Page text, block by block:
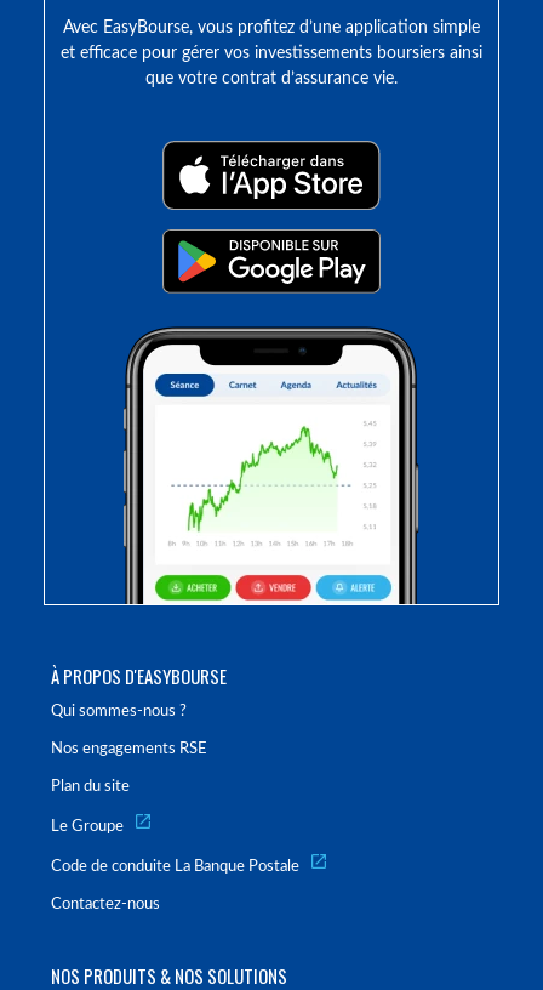
À PROPOS D'EASYBOURSE
Qui sommes-nous ?
Nos engagements RSE
Plan du site
Le Groupe
Code de conduite La Banque Postale
Contactez-nous
NOS PRODUITS & NOS SOLUTIONS
Avec EasyBourse, vous profitez d’une application simple
et efficace pour gérer vos investissements boursiers ainsi
que votre contrat d’assurance vie.